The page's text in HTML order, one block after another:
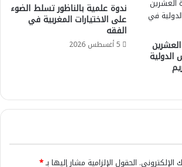
ندوة علمية بالناظور تسلط الضوء
على الاختيارات المغربية في
الفقه
5 أغسطس 2026
الإلكتروني. الحقول الإلزامية مشار إليها بـ*